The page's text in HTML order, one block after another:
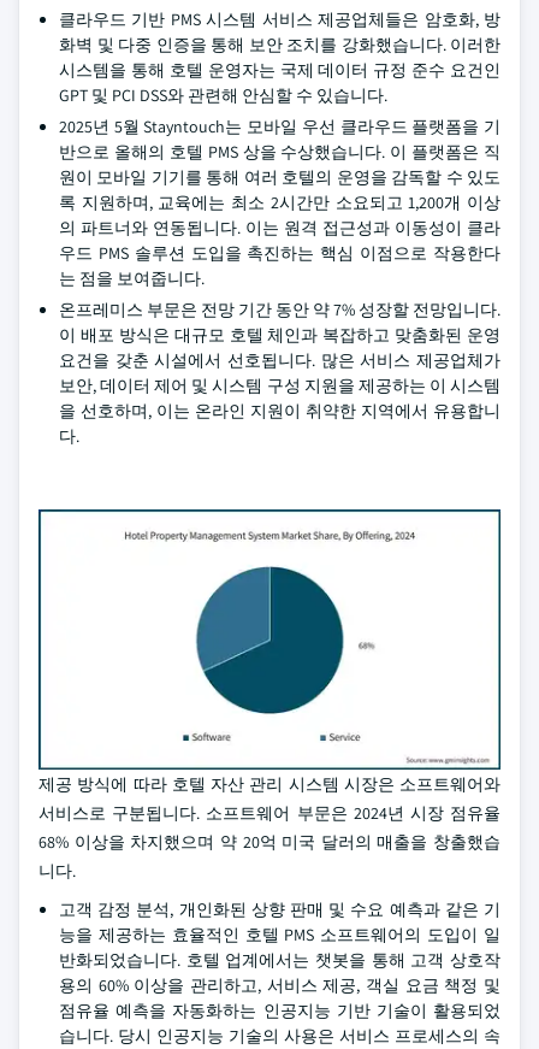
클라우드 기반 PMS 시스템 서비스 제공업체들은 암호화, 방
화벽 및 다중 인증을 통해 보안 조치를 강화했습니다. 이러한
시스템을 통해 호텔 운영자는 국제 데이터 규정 준수 요건인
GPT 및 PCI DSS와 관련해 안심할 수 있습니다.
2025년 5월 Stayntouch는 모바일 우선 클라우드 플랫폼을 기
반으로 올해의 호텔 PMS 상을 수상했습니다. 이 플랫폼은 직
원이 모바일 기기를 통해 여러 호텔의 운영을 감독할 수 있도
록 지원하며, 교육에는 최소 2시간만 소요되고 1,200개 이상
의 파트너와 연동됩니다. 이는 원격 접근성과 이동성이 클라
우드 PMS 솔루션 도입을 촉진하는 핵심 이점으로 작용한다
는 점을 보여줍니다.
온프레미스 부문은 전망 기간 동안 약 7% 성장할 전망입니다.
이 배포 방식은 대규모 호텔 체인과 복잡하고 맞춤화된 운영
요건을 갖춘 시설에서 선호됩니다. 많은 서비스 제공업체가
보안, 데이터 제어 및 시스템 구성 지원을 제공하는 이 시스템
을 선호하며, 이는 온라인 지원이 취약한 지역에서 유용합니
다.
제공 방식에 따라 호텔 자산 관리 시스템 시장은 소프트웨어와
서비스로 구분됩니다. 소프트웨어 부문은 2024년 시장 점유율
68% 이상을 차지했으며 약 20억 미국 달러의 매출을 창출했습
니다.
고객 감정 분석, 개인화된 상향 판매 및 수요 예측과 같은 기
능을 제공하는 효율적인 호텔 PMS 소프트웨어의 도입이 일
반화되었습니다. 호텔 업계에서는 챗봇을 통해 고객 상호작
용의 60% 이상을 관리하고, 서비스 제공, 객실 요금 책정 및
점유율 예측을 자동화하는 인공지능 기반 기술이 활용되었
습니다. 당시 인공지능 기술의 사용은 서비스 프로세스의 속